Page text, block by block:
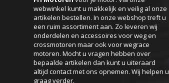
webwinkel kunt u makkelijk en veilig al onze
artikelen bestellen. In onze webshop treft u
een ruim assortiment aan. Zo leveren wij
onderdelen en accessoires voor weg en
crossmotoren maar ook voor wegrace
motoren. Mocht u vragen hebben over
bepaalde artikelen dan kunt u uiteraard
altijd contact met ons opnemen. Wij helpen u
graag verder.